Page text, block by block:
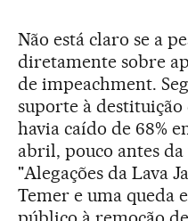
Não está claro se a
diretamente sobre
de impeachment.
suporte à destituição
havia caído de 68%
abril, pouco antes da
"Alegações da Lava
Temer e uma queda